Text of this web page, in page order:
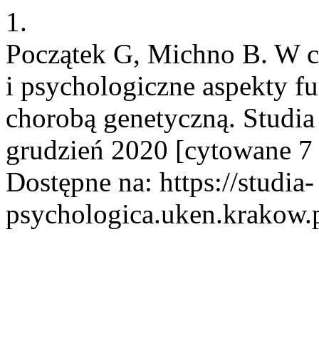
1.
Początek G, Michno B. W
i psychologiczne aspekty
chorobą genetyczną.
grudzień 2020 [cytowane
Dostępne na: https://studia-